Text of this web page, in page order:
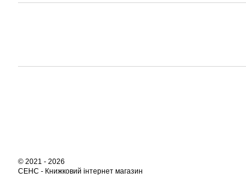
© 2021 - 2026
СЕНС - Книжковий інтернет магазин